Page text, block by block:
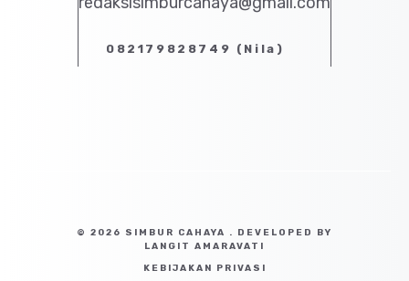
082179828749 (Nila)
© 2026 SIMBUR CAHAYA . DEVELOPED BY
LANGIT AMARAVATI
KEBIJAKAN PRIVASI